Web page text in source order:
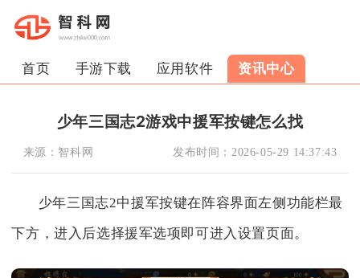
首页 手游下载 应用软件 资讯中心
少年三国志2游戏中援军按键怎么找
来源： 智科网 发布时间： 2026-05-29 14:37:43
少年三国志2中援军按键在阵容界面左侧功能栏最
下方，进入后选择援军选项即可进入设置页面。